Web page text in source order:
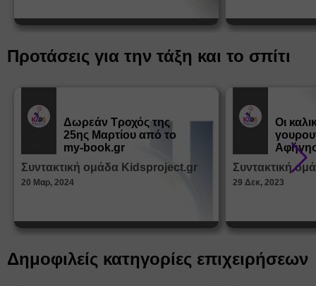
Προτάσεις για την τάξη και το σπίτι
Δωρεάν Tροχός της
25ης Μαρτίου από το
my-book.gr
Συντακτική ομάδα Kidsproject.gr
20 Μαρ, 2024
Οι
από τα
Συντακτική
29 Δεκ, 2023
Δημοφιλείς κατηγορίες επιχειρήσεων